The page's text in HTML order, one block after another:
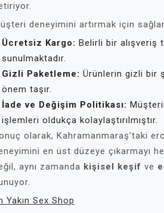
deneyimini artırmak için
Ücretsiz Kargo: Belirli bir alışveriş
sunulmaktadır.
Gizli Paketleme: Ürünlerin gizli bir
önem taşır.
İade ve Değişim Politikası:
işlemleri oldukça kolaylaştırılmıştır.
olarak, Kahramanmaraş’taki
en üst düzeye çıkarmayı
aynı zamanda kişisel keşif ve
Yakın Sex Shop